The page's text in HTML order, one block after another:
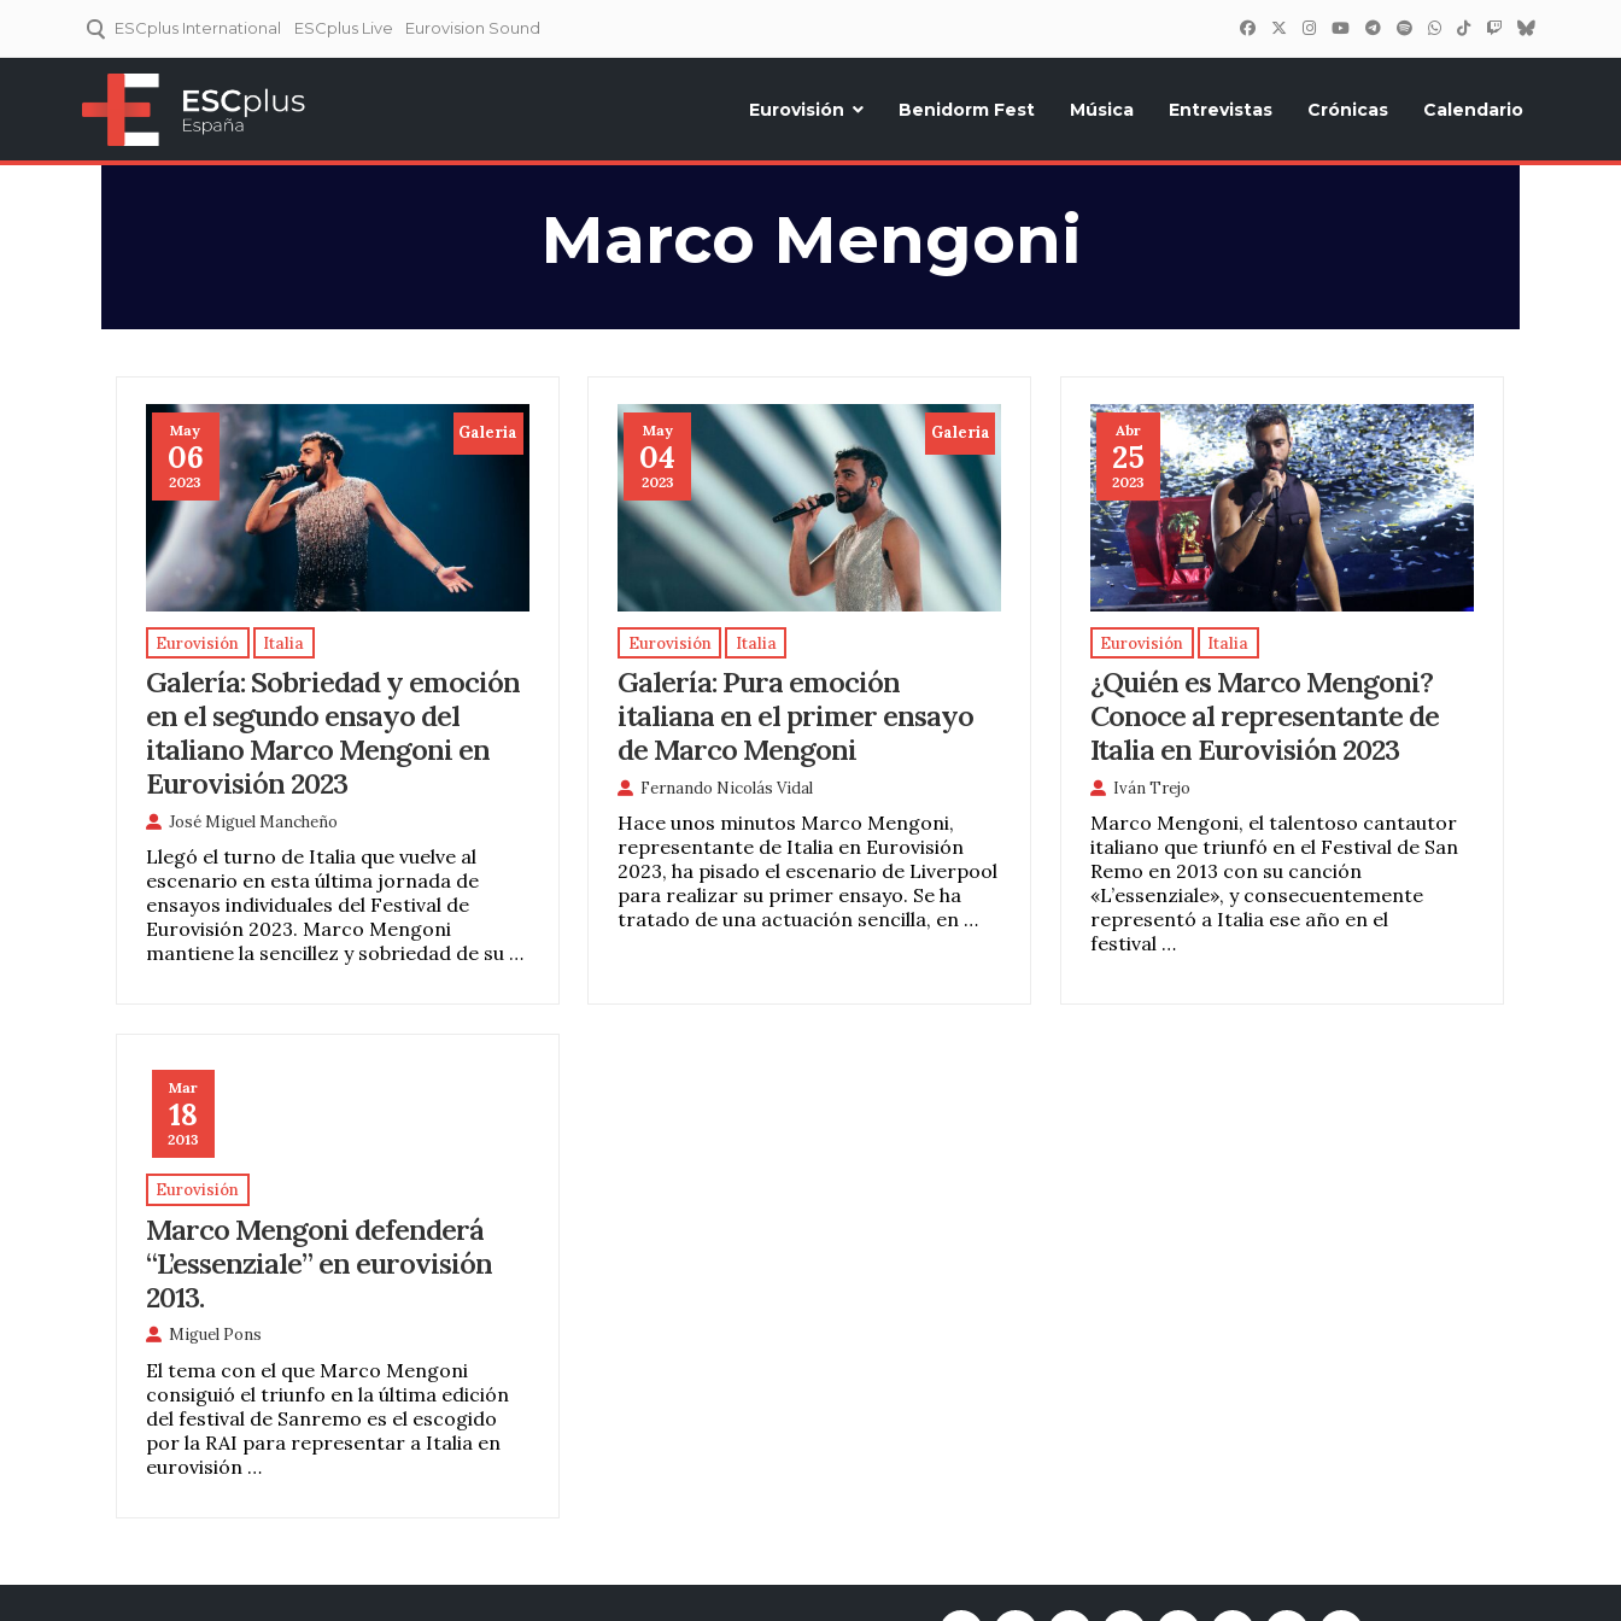
ESCplus International ESCplus Live Eurovision Sound
Eurovisión Benidorm Fest Música Entrevistas Crónicas Calendario
Marco Mengoni
May
06
2023
Galeria
Eurovisión Italia
Galería: Sobriedad y emoción
en el segundo ensayo del
italiano Marco Mengoni en
Eurovisión 2023
José Miguel Mancheño
Llegó el turno de Italia que vuelve al
escenario en esta última jornada de
ensayos individuales del Festival de
Eurovisión 2023. Marco Mengoni
mantiene la sencillez y sobriedad de su …
May
04
2023
Galeria
Eurovisión Italia
Galería: Pura emoción
italiana en el primer ensayo
de Marco Mengoni
Fernando Nicolás Vidal
Hace unos minutos Marco Mengoni,
representante de Italia en Eurovisión
2023, ha pisado el escenario de Liverpool
para realizar su primer ensayo. Se ha
tratado de una actuación sencilla, en …
Abr
25
2023
Eurovisión Italia
¿Quién es Marco Mengoni?
Conoce al representante de
Italia en Eurovisión 2023
Iván Trejo
Marco Mengoni, el talentoso cantautor
italiano que triunfó en el Festival de San
Remo en 2013 con su canción
«L’essenziale», y consecuentemente
representó a Italia ese año en el
festival …
Mar
18
2013
Eurovisión
Marco Mengoni defenderá
“L’essenziale” en eurovisión
2013.
Miguel Pons
El tema con el que Marco Mengoni
consiguió el triunfo en la última edición
del festival de Sanremo es el escogido
por la RAI para representar a Italia en
eurovisión …